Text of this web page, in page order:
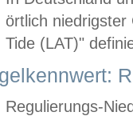
örtlich
Tide (LAT)"
Regulierungs-